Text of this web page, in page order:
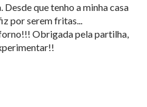
Desde que tenho a minha casa
por serem fritas...
Obrigada pela partilha,